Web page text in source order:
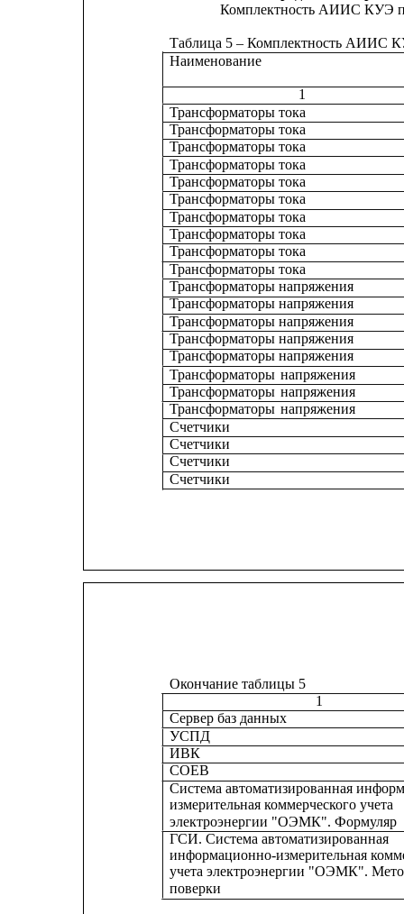
Комплектность АИИС КУЭ
Таблица 5 – Комплектность АИИС
Наименование
1
Трансформаторы тока
Трансформаторы тока
Трансформаторы тока
Трансформаторы тока
Трансформаторы тока
Трансформаторы тока
Трансформаторы тока
Трансформаторы тока
Трансформаторы тока
Трансформаторы тока
Трансформаторы напряжения
Трансформаторы напряжения
Трансформаторы напряжения
Трансформаторы напряжения
Трансформаторы напряжения
Трансформаторы напряжения
Трансформаторы напряжения
Трансформаторы напряжения
Счетчики
Счетчики
Счетчики
Счетчики
Окончание таблицы 5
1
Сервер баз данных
УСПД
ИВК
СОЕВ
Система автоматизированная
измерительная коммерческого учета
электроэнергии "ОЭМК". Формуляр
ГСИ. Система автоматизированная
информационно-измерительная
учета электроэнергии "ОЭМК".
поверки